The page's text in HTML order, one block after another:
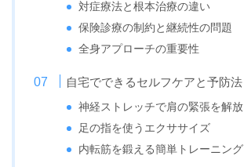
対症療法と根本治療の違い
保険診療の制約と継続性の問題
全身アプローチの重要性
自宅でできるセルフケアと予防法
神経ストレッチで肩の緊張を解放
足の指を使うエクササイズ
内転筋を鍛える簡単トレーニング